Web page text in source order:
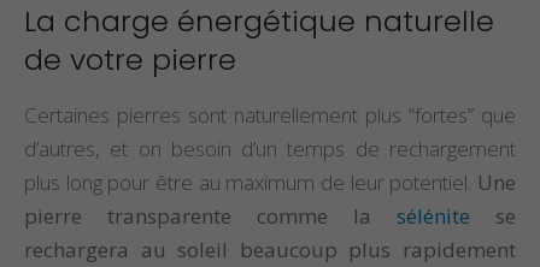
La charge énergétique naturelle
de votre pierre
Certaines pierres sont naturellement plus “fortes” que
d’autres, et on besoin d’un temps de rechargement
plus long pour être au maximum de leur potentiel. Une
pierre transparente comme la sélénite se
rechargera au soleil beaucoup plus rapidement